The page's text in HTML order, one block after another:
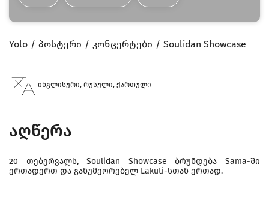
Yolo პოსტერი კონცერტები Soulidan Showcase
ინგლისური, რუსული, ქართული
აღწერა
20 თებერვალს, Soulidan Showcase ბრუნდება Sama-ში
ერთადერთ და განუმეორებელ Lakuti-სთან ერთად.